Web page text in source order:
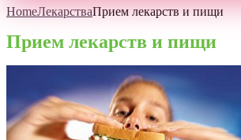
HomeЛекарстваПрием лекарств и пищи
Прием лекарств и пищи